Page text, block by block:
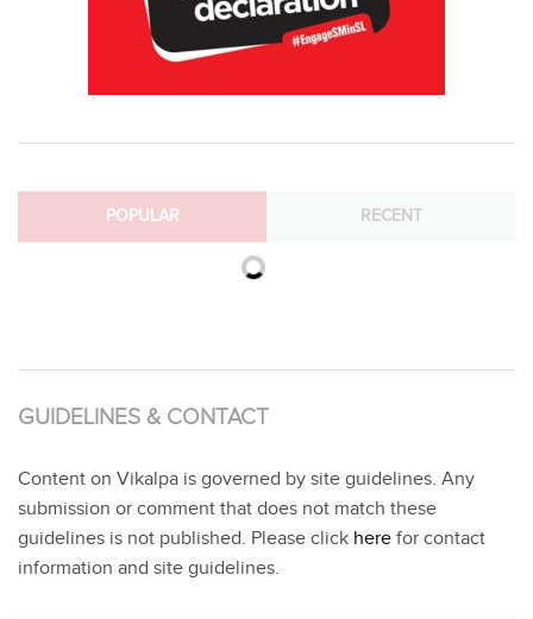
POPULAR RECENT
GUIDELINES & CONTACT
Content on Vikalpa is governed by site guidelines. Any
submission or comment that does not match these
guidelines is not published. Please click here for contact
information and site guidelines.